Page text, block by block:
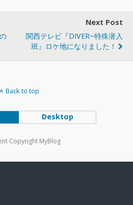
Next Post
関西テレビ『DIVER~特殊潜入
班』ロケ地になりました！
Back to top
Desktop
Copyright MyBlog